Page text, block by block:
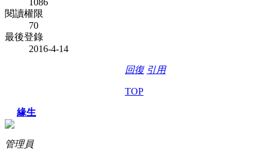
閱讀權限
70
最後登錄
2016-4-14
回復 引用
TOP
緣生
管理員